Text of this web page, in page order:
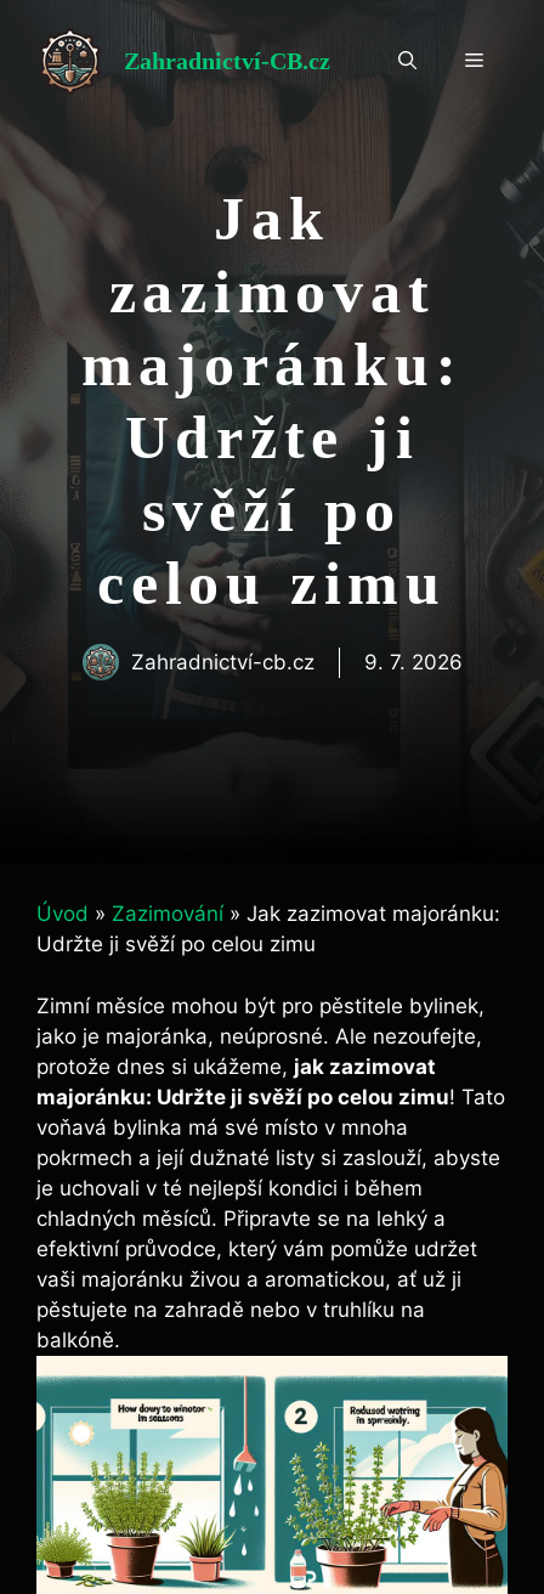
obsah
Zahradnictví-CB.cz Menu
Jak
zazimovat
majoránku:
Udržte ji
svěží po
celou zimu
Zahradnictví-cb.cz 9. 7. 2026
Úvod » Zazimování » Jak zazimovat majoránku:
Udržte ji svěží po celou zimu
Zimní měsíce mohou být pro pěstitele bylinek,
jako je majoránka, neúprosné. Ale nezoufejte,
protože dnes si ukážeme, jak zazimovat
majoránku: Udržte ji svěží po celou zimu! Tato
voňavá bylinka má své místo v mnoha
pokrmech a její dužnaté listy si zaslouží, abyste
je uchovali v té nejlepší kondici i během
chladných měsíců. Připravte se na lehký a
efektivní průvodce, který vám pomůže udržet
vaši majoránku živou a aromatickou, ať už ji
pěstujete na zahradě nebo v truhlíku na
balkóně.